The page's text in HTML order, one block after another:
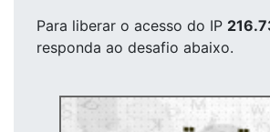
Para liberar o acesso do IP
responda ao desafio abaixo.